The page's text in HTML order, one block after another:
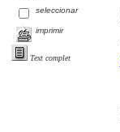
seleccionar
imprimir
Text complet